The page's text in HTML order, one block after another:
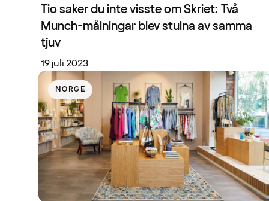
Tio saker du inte visste om Skriet: Två
Munch-målningar blev stulna av samma
tjuv
19 juli 2023
NORGE